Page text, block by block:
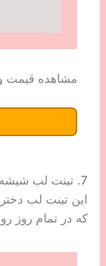
مشاهده قیمت
7. تینت لب شیشه شیر
این تینت لب
که در تمام روز